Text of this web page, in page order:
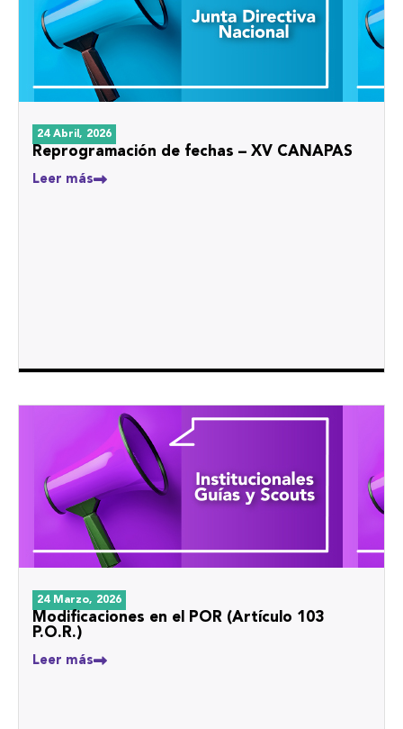
24 Abril, 2026
Reprogramación de fechas – XV CANAPAS
Leer más
24 Marzo, 2026
Modificaciones en el POR (Artículo 103
P.O.R.)
Leer más